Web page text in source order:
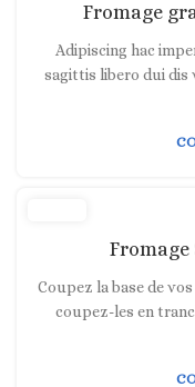
Fromage
Adipiscing hac
sagittis libero dui dis
Coupez la base de
coupez-les en